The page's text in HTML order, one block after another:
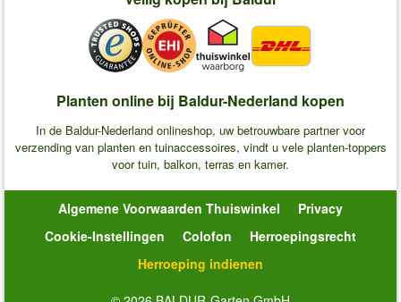
Planten online bij Baldur-Nederland kopen
In de Baldur-Nederland onlineshop, uw betrouwbare partner voor
verzending van planten en tuinaccessoires, vindt u vele planten-toppers
voor tuin, balkon, terras en kamer.
Algemene Voorwaarden Thuiswinkel
Privacy
Cookie-Instellingen
Colofon
Herroepingsrecht
Herroeping indienen